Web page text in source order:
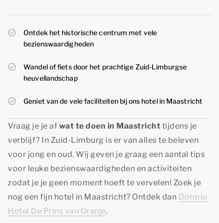
Ontdek het historische centrum met vele
bezienswaardigheden
Wandel of fiets door het prachtige Zuid-Limburgse
heuvellandschap
Geniet van de vele faciliteiten bij ons hotel in Maastricht
Vraag je je af wat te doen in Maastricht tijdens je
verblijf? In Zuid-Limburg is er van alles te beleven
voor jong en oud. Wij geven je graag een aantal tips
voor leuke bezienswaardigheden en activiteiten
zodat je je geen moment hoeft te vervelen! Zoek je
nog een fijn hotel in Maastricht? Ontdek dan Dormio
Hotel De Prins van Oranje.